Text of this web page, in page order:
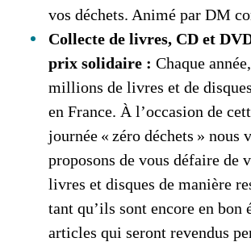
vos déchets. Animé par DM
Collecte de livres, CD et
prix solidaire : Chaque
millions de livres et de
en France. À l’occasion de
journée « zéro déchets » nous
proposons de vous défaire de
livres et disques de manière
tant qu’ils sont encore en bon
articles qui seront revendus